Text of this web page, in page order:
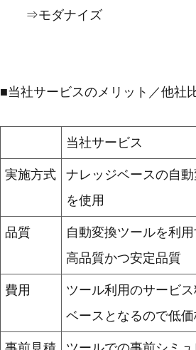
⇒モダナイズ
■当社サービスのメリット／他社
当社サービス
実施方式
ナレッジベースの自
を使用
品質
自動変換ツールを利
高品質かつ安定品質
費用
ツール利用のサービ
ベースとなるので低価